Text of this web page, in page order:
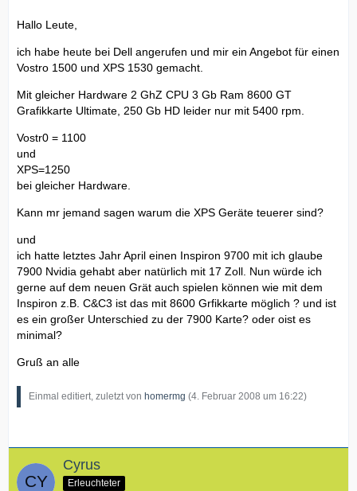
Hallo Leute,
ich habe heute bei Dell angerufen und mir ein Angebot für einen
Vostro 1500 und XPS 1530 gemacht.
Mit gleicher Hardware 2 GhZ CPU 3 Gb Ram 8600 GT
Grafikkarte Ultimate, 250 Gb HD leider nur mit 5400 rpm.
Vostr0 = 1100
und
XPS=1250
bei gleicher Hardware.
Kann mr jemand sagen warum die XPS Geräte teuerer sind?
und
ich hatte letztes Jahr April einen Inspiron 9700 mit ich glaube
7900 Nvidia gehabt aber natürlich mit 17 Zoll. Nun würde ich
gerne auf dem neuen Grät auch spielen können wie mit dem
Inspiron z.B. C&C3 ist das mit 8600 Grfikkarte möglich ? und ist
es ein großer Unterschied zu der 7900 Karte? oder oist es
minimal?
Gruß an alle
Einmal editiert, zuletzt von homermg (4. Februar 2008 um 16:22)
Cyrus
Erleuchteter